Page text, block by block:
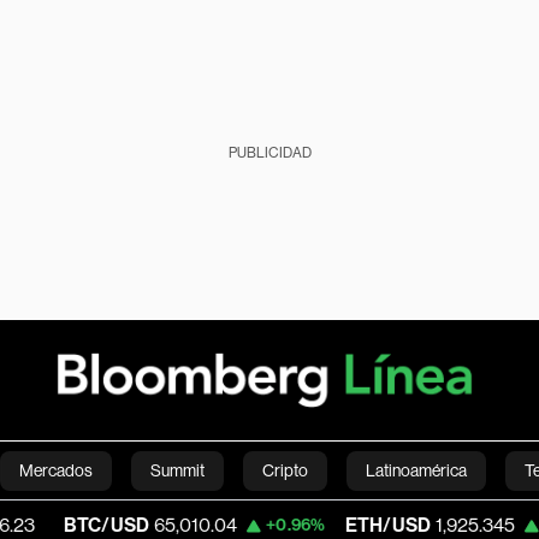
PUBLICIDAD
Mercados Summit Cripto Latinoamérica
Economía Estilo de vida Mundo Videos
USD 65,010.04 +0.96% ETH/USD 1,925.345 +1.02%